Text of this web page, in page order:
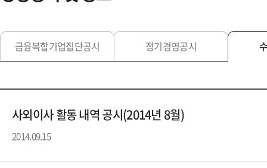
로
동
금융복합기업집단공시 정기경영공시
사외이사 활동 내역 공시(2014년 8월)
2014.09.15